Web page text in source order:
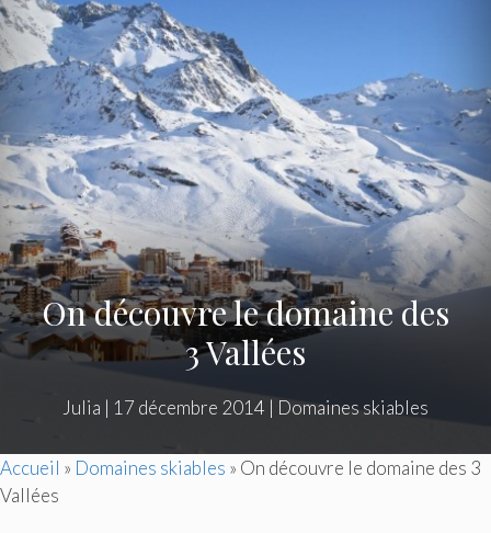
On découvre le domaine des
3 Vallées
Julia | 17 décembre 2014 | Domaines skiables
Accueil » Domaines skiables » On découvre le domaine des 3
Vallées